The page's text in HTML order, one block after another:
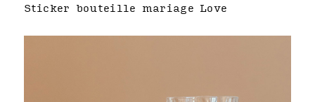
Sticker bouteille mariage Love